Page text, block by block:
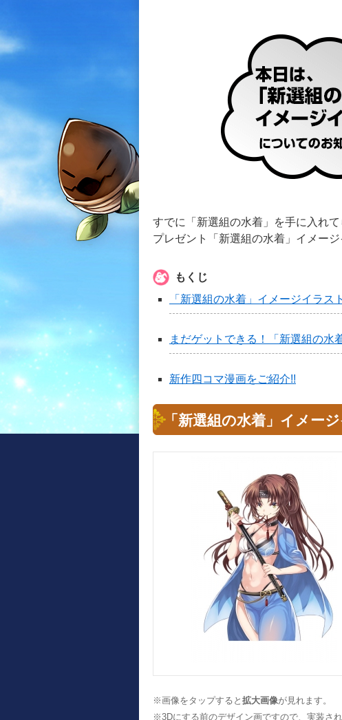
すでに「新選組の水着」を手に入れ
プレゼント「新選組の水着」イメー
もくじ
「新選組の水着」イメージイラスト
まだゲットできる！「新選組の水
新作四コマ漫画をご紹介!!
「新選組の水着」イメー
※画像をタップすると 拡大画像が見れます。
※3Dにする前のデザイン画ですので、実装さ